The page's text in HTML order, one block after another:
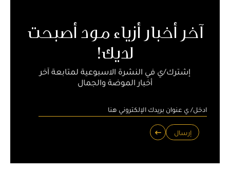
آخر أخبار أزياء مود أصبحت
لديك!
إشترك/ي في النشرة الاسبوعية لمتابعة آخر
أخبار الموضة والجمال
إرسال